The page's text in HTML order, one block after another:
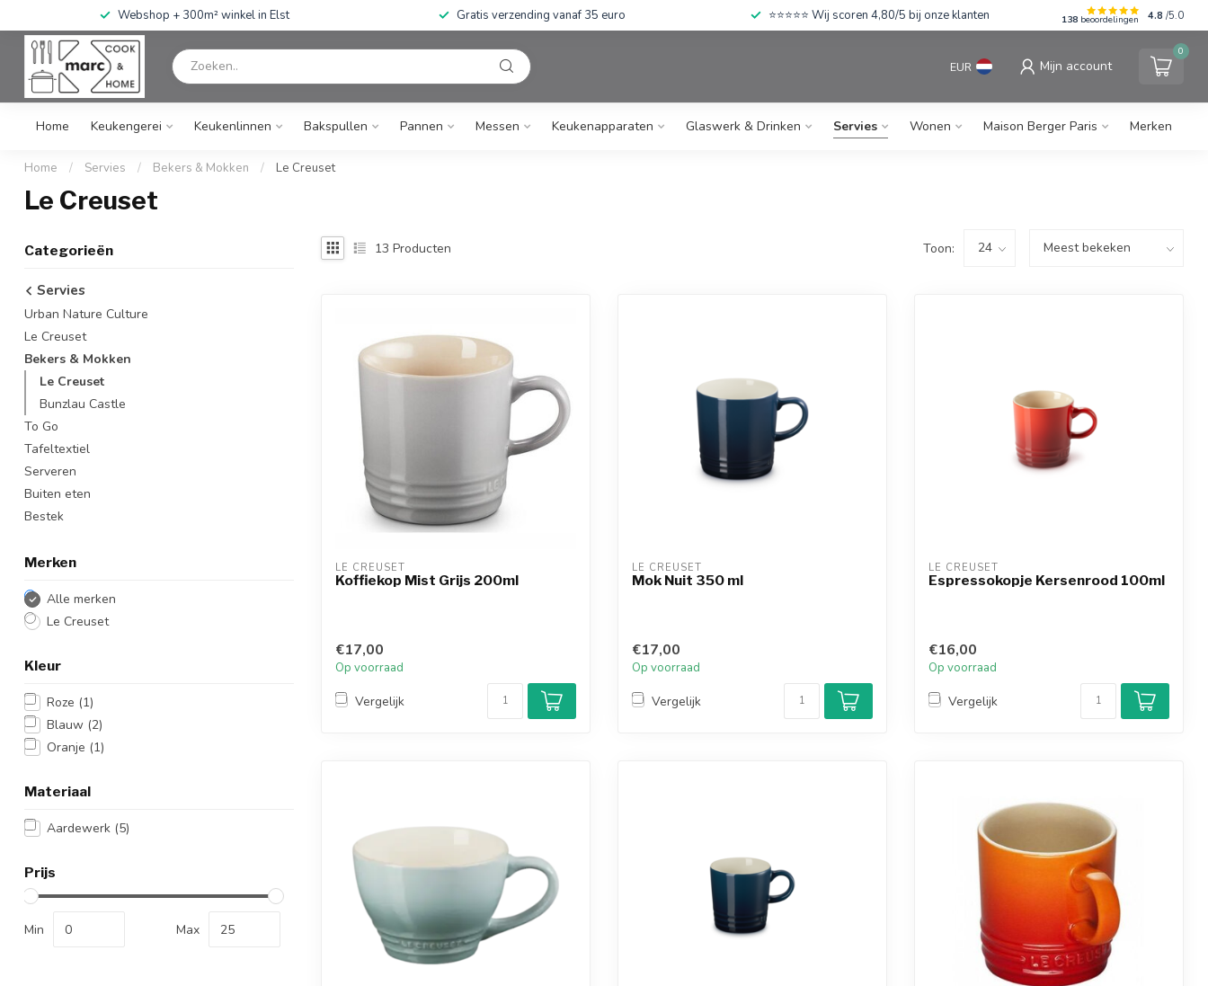
Webshop + 300m² winkel in Elst Gratis verzending vanaf 35 euro ⭐⭐⭐⭐⭐ Wij scoren 4,80/5 bij onze klanten 138 beoordelingen 4.8 /5.0
EUR Mijn account
0
Home Keukengerei Keukenlinnen Bakspullen Pannen Messen Keukenapparaten Glaswerk & Drinken Servies Wonen Maison Berger Paris Merken
Home / Servies / Bekers & Mokken / Le Creuset
Le Creuset
Categorieën
Servies
Urban Nature Culture
Le Creuset
Bekers & Mokken
Le Creuset
Bunzlau Castle
To Go
Tafeltextiel
Serveren
Buiten eten
Bestek
Merken
Alle merken
Le Creuset
Kleur
Roze (1)
Blauw (2)
Oranje (1)
Materiaal
Aardewerk (5)
Prijs
Min Max
13 Producten Toon:
LE CREUSET
Koffiekop Mist Grijs 200ml
€17,00
Op voorraad
Vergelijk
LE CREUSET
Mok Nuit 350 ml
€17,00
Op voorraad
Vergelijk
LE CREUSET
Espressokopje Kersenrood 100ml
€16,00
Op voorraad
Vergelijk